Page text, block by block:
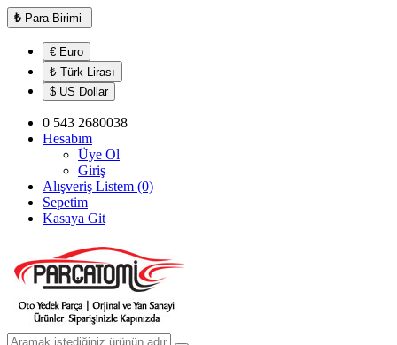
₺ Para Birimi
€ Euro
₺ Türk Lirası
$ US Dollar
0 543 2680038
Hesabım
Üye Ol
Giriş
Alışveriş Listem (0)
Sepetim
Kasaya Git